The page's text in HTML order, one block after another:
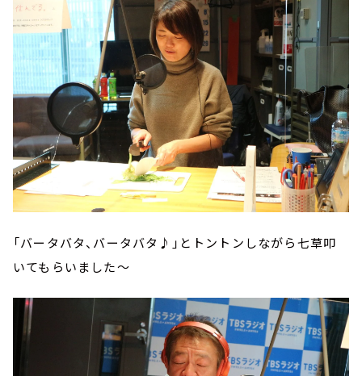
「バータバタ、バータバタ♪」とトントンしながら七草叩
いてもらいました～